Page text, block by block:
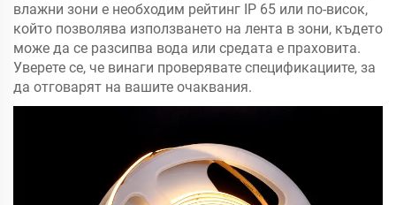
влажни зони е необходим рейтинг IP 65 или по-висок,
който позволява използването на лента в зони, където
може да се разсипва вода или средата е праховита.
Уверете се, че винаги проверявате спецификациите, за
да отговарят на вашите очаквания.